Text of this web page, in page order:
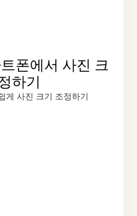
폰에서 사진 크
하기
게 사진 크기 조정하기